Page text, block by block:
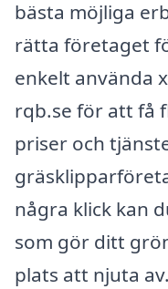
bästa möjliga
rätta företaget
enkelt använda
rqb.se för att få
priser och
några klick kan
som gör ditt
plats att njuta av.